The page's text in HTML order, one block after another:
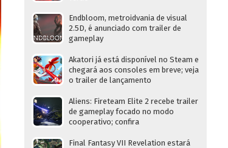
Endbloom, metroidvania de visual
2.5D, é anunciado com trailer de
gameplay
Akatori já está disponível no Steam e
chegará aos consoles em breve; veja
o trailer de lançamento
Aliens: Fireteam Elite 2 recebe trailer
de gameplay focado no modo
cooperativo; confira
Final Fantasy VII Revelation estará